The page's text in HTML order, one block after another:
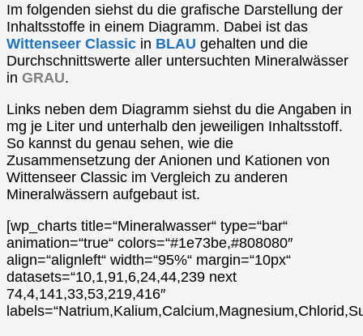
Im folgenden siehst du die grafische Darstellung der
Inhaltsstoffe in einem Diagramm. Dabei ist das
Wittenseer Classic in BLAU gehalten und die
Durchschnittswerte aller untersuchten Mineralwässer
in GRAU.
Links neben dem Diagramm siehst du die Angaben in
mg je Liter und unterhalb den jeweiligen Inhaltsstoff.
So kannst du genau sehen, wie die
Zusammensetzung der Anionen und Kationen von
Wittenseer Classic im Vergleich zu anderen
Mineralwässern aufgebaut ist.
[wp_charts title=“Mineralwasser“ type=“bar“
animation=“true“ colors=“#1e73be,#808080″
align=“alignleft“ width=“95%“ margin=“10px“
datasets=“10,1,91,6,24,44,239 next
74,4,141,33,53,219,416″